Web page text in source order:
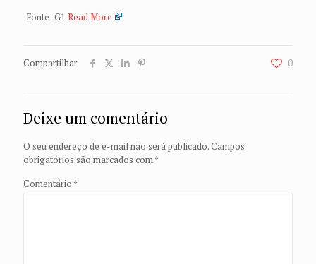
Fonte: G1 Read More
Compartilhar 0
Deixe um comentário
O seu endereço de e-mail não será publicado.Campos
obrigatórios são marcados com*
Comentário *